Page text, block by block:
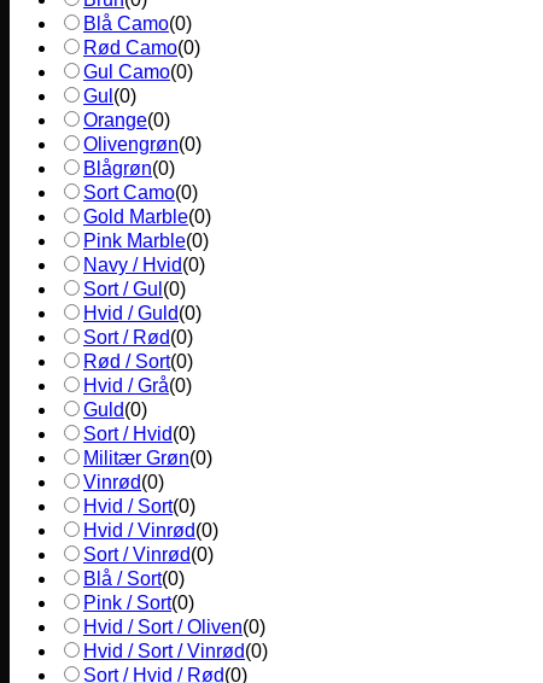
Blå Camo(0)
Rød Camo(0)
Gul Camo(0)
Gul (0)
Orange(0)
Olivengrøn(0)
Blågrøn(0)
Sort Camo(0)
Gold Marble(0)
Pink Marble(0)
Navy / Hvid(0)
Sort / Gul (0)
Hvid / Guld(0)
Sort / Rød(0)
Rød / Sort(0)
Hvid / Grå(0)
Guld(0)
Sort / Hvid(0)
Militær Grøn(0)
Vinrød(0)
Hvid / Sort(0)
Hvid / Vinrød(0)
Sort / Vinrød(0)
Blå / Sort(0)
Pink / Sort(0)
Hvid / Sort / Oliven(0)
Hvid / Sort / Vinrød(0)
Sort / Hvid / Rød(0)